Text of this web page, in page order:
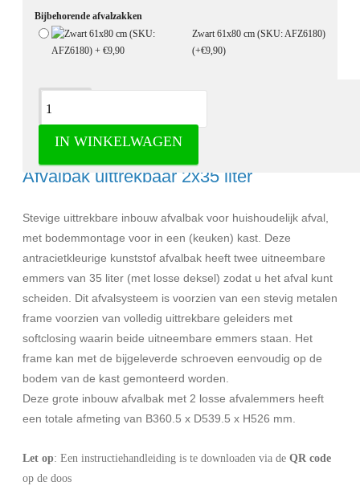
Bijbehorende afvalzakken
Zwart 61x80 cm (SKU: AFZ6180)
(+€9,90)
IN WINKELWAGEN
Omschrijving
Inbouw afvalbak 2x35 liter antraciet -
Afvalbak uittrekbaar 2x35 liter
Stevige uittrekbare inbouw afvalbak voor huishoudelijk afval,
met bodemmontage voor in een (keuken) kast. Deze
antracietkleurige kunststof afvalbak heeft twee uitneembare
emmers van 35 liter (met losse deksel) zodat u het afval kunt
scheiden. Dit afvalsysteem is voorzien van een stevig metalen
frame voorzien van volledig uittrekbare geleiders met
softclosing waarin beide uitneembare emmers staan. Het
frame kan met de bijgeleverde schroeven eenvoudig op de
bodem van de kast gemonteerd worden.
Deze grote inbouw afvalbak met 2 losse afvalemmers heeft
een totale afmeting van B360.5 x D539.5 x H526 mm.
Let op: Een instructiehandleiding is te downloaden via de QR code
op de doos